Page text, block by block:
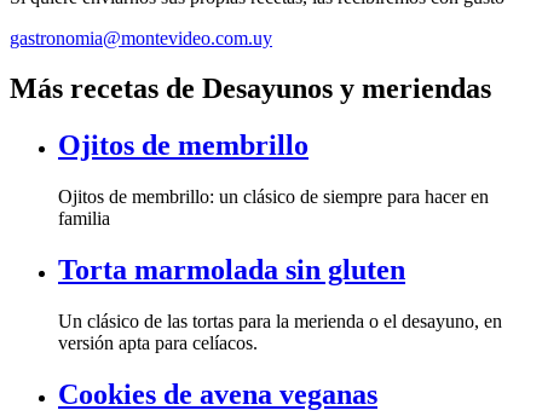
gastronomia@montevideo.com.uy
Más recetas de Desayunos y meriendas
Ojitos de membrillo
Ojitos de membrillo: un clásico de siempre para hacer en
familia
Torta marmolada sin gluten
Un clásico de las tortas para la merienda o el desayuno, en
versión apta para celíacos.
Cookies de avena veganas